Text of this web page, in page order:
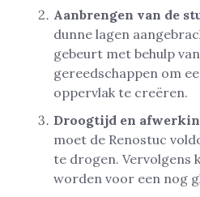
Aanbrengen van de
dunne lagen
gebeurt met behulp
gereedschappen om
oppervlak te creëren.
Droogtijd en
moet de Renostuc
te drogen. Vervolgens
worden voor een nog